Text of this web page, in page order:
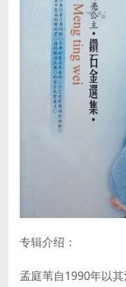
专辑介绍：
孟庭苇自1990年以